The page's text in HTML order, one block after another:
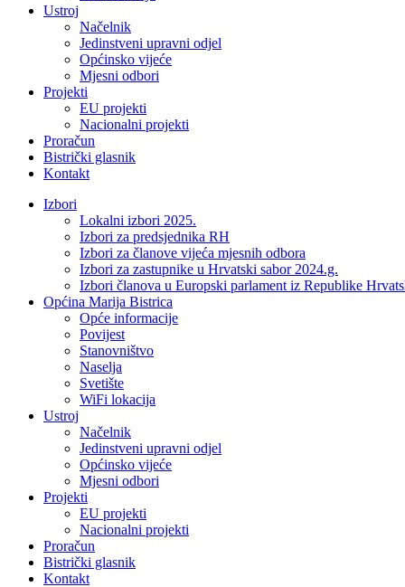
Ustroj
Načelnik
Jedinstveni upravni odjel
Općinsko vijeće
Mjesni odbori
Projekti
EU projekti
Nacionalni projekti
Proračun
Bistrički glasnik
Kontakt
Izbori
Lokalni izbori 2025.
Izbori za predsjednika RH
Izbori za članove vijeća mjesnih odbora
Izbori za zastupnike u Hrvatski sabor 2024.g.
Izbori članova u Europski parlament iz Republike
Općina Marija Bistrica
Opće informacije
Povijest
Stanovništvo
Naselja
Svetište
WiFi lokacija
Ustroj
Načelnik
Jedinstveni upravni odjel
Općinsko vijeće
Mjesni odbori
Projekti
EU projekti
Nacionalni projekti
Proračun
Bistrički glasnik
Kontakt